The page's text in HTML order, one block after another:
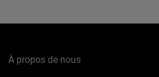
À propos de nous